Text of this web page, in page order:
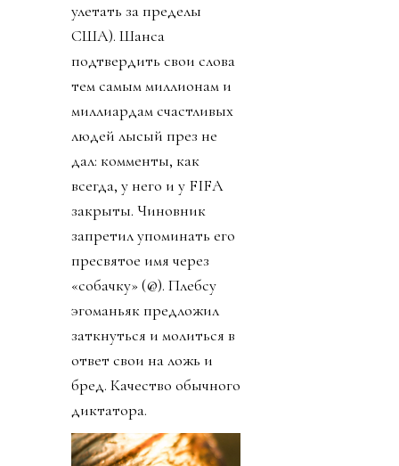
улетать за пределы
США). Шанса
подтвердить свои слова
тем самым миллионам и
миллиардам счастливых
людей лысый през не
дал: комменты, как
всегда, у него и у FIFA
закрыты. Чиновник
запретил упоминать его
пресвятое имя через
«собачку» (@). Плебсу
эгоманьяк предложил
заткнуться и молиться в
ответ свои на ложь и
бред. Качество обычного
диктатора.